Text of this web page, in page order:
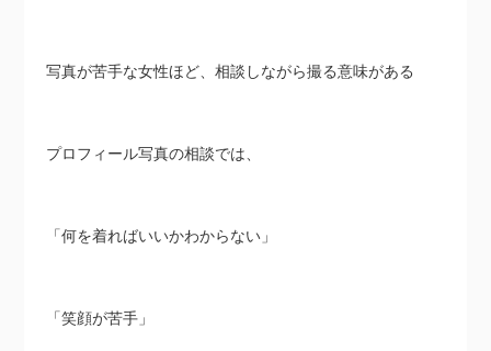
写真が苦手な女性ほど、相談しながら撮る意味がある
プロフィール写真の相談では、
「何を着ればいいかわからない」
「笑顔が苦手」